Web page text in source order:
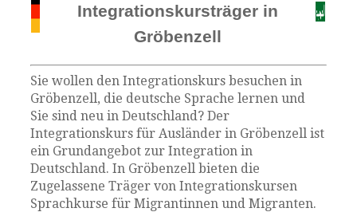
Integrationskursträger in
Gröbenzell
Sie wollen den Integrationskurs besuchen in
Gröbenzell, die deutsche Sprache lernen und
Sie sind neu in Deutschland? Der
Integrationskurs für Ausländer in Gröbenzell ist
ein Grundangebot zur Integration in
Deutschland. In Gröbenzell bieten die
Zugelassene Träger von Integrationskursen
Sprachkurse für Migrantinnen und Migranten.